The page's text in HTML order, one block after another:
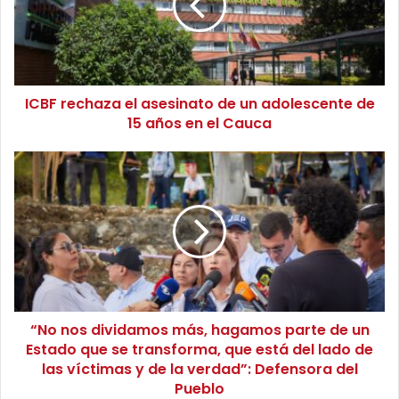
secretario David Farelo Daza, continuará trabajando con
unión y dedicación para garantizar que los adultos
mayores del distrito reciban el acompañamiento y las
herramientas necesarias para disfrutar de una vida plena.
r
c
a
l
a
s
e
s
n
t
ICBF rechaza el asesinato de un adolescente de
15 años en el Cauca
“
N
o
n
o
d
v
“No nos dividamos más, hagamos parte de un
Estado que se transforma, que está del lado de
las víctimas y de la verdad”: Defensora del
Pueblo